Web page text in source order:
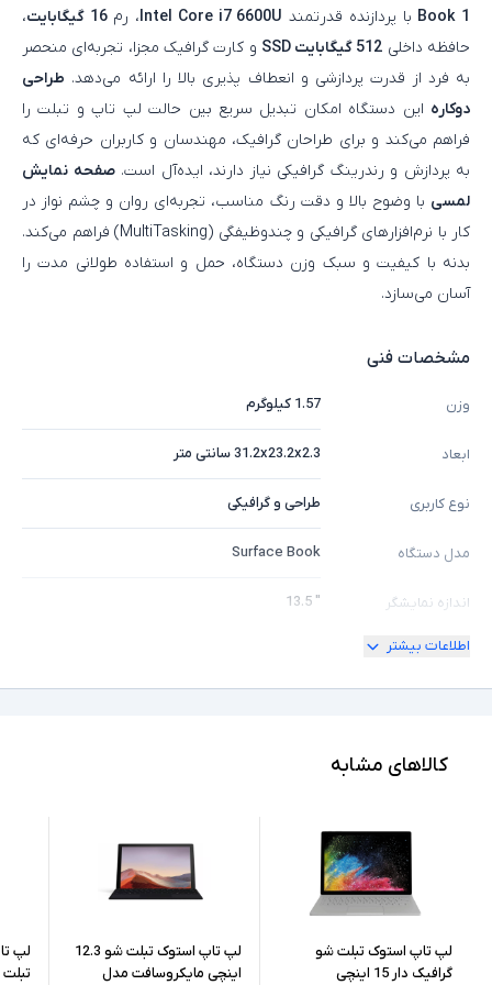
Book 1 با پردازنده قدرتمند Intel Core i7 6600U، رم16 گیگابایت
،
حافظه داخلی 512 گیگابایت SSD
و کارت گرافیک مجزا، تجربه‌ای منحصر
به فرد از قدرت پردازشی و انعطاف‌ پذیری بالا را ارائه می‌دهد. طراحی
دوکاره این دستگاه امکان تبدیل سریع بین حالت لپ‌ تاپ و تبلت را
فراهم می‌کند و برای طراحان گرافیک، مهندسان و کاربران حرفه‌ای که
به پردازش و رندرینگ گرافیکی نیاز دارند، ایده‌آل است.صفحه نمایش
لمسی با وضوح بالا و دقت رنگ مناسب، تجربه‌ای روان و چشم‌ نواز در
کار با نرم‌افزارهای گرافیکی و چندوظیفگی (MultiTasking) فراهم می‌کند.
بدنه با کیفیت و سبک وزن دستگاه، حمل و استفاده طولانی‌ مدت را
آسان می‌سازد.
مشخصات فنی
وزن 1.57 کیلوگرم
ابعاد 31.2x23.2x2.3 سانتی متر
نوع کاربری طراحی و گرافیکی
مدل دستگاه Surface Book
اندازه نمایشگر " 13.5
امکان چرخش
نسل پردازنده
16GB
حافظه داخلی 512GB
اطلاعات بیشتر
کالاهای مشابه
لپ تاپ استوک تبلت شو
گرافیک دار 15 اینچی
لپ تاپ استوک تبلت شو 12.3
اینچی مایکروسافت مدل
لپ